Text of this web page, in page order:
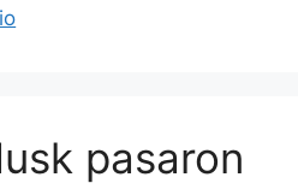
pasaron